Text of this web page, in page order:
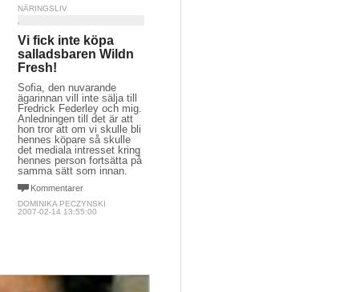
NÄRINGSLIV
Vi fick inte köpa
salladsbaren Wildn
Fresh!
Sofia, den nuvarande
ägarinnan vill inte sälja till
Fredrick Federley och mig.
Anledningen till det är att
hon tror att om vi skulle bli
hennes köpare så skulle
det mediala intresset kring
hennes person fortsätta på
samma sätt som innan.
Kommentarer
DOMINIKA PECZYNSKI
2007-02-14 13:55:00